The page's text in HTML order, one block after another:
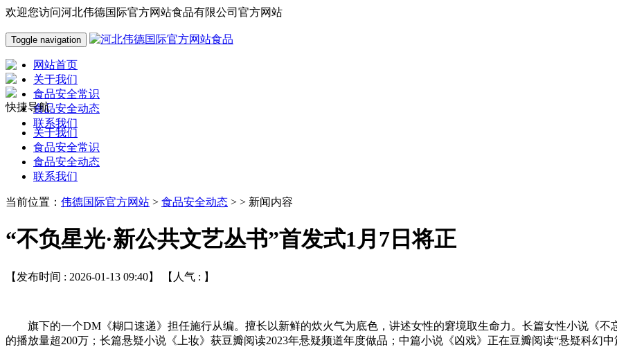
欢迎您访问河北伟德国际官方网站食品有限公司官方网站
Toggle navigation
网站首页
关于我们
食品安全常识
食品安全动态
联系我们
快捷导航
关于我们
食品安全常识
食品安全动态
联系我们
当前位置： 伟德国际官方网站 > 食品安全动态 > > 新闻内容
“不负星光·新公共文艺丛书”首发式1月7日将正
【发布时间 : 2026-01-13 09:40】 【人气 : 】
旗下的一个DM《糊口速递》担任施行从编。擅长以新鲜的炊火气为底色，讲述女性的窘境取生命力。长篇女性小说《不
的播放量超200万；长篇悬疑小说《上妆》获豆瓣阅读2023年悬疑频道年度做品；中篇小说《凶戏》正在豆瓣阅读“悬疑科幻